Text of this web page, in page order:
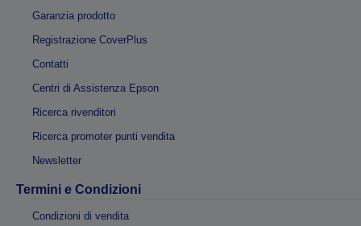
Garanzia prodotto
Registrazione CoverPlus
Contatti
Centri di Assistenza Epson
Ricerca rivenditori
Ricerca promoter punti vendita
Newsletter
Termini e Condizioni
Condizioni di vendita